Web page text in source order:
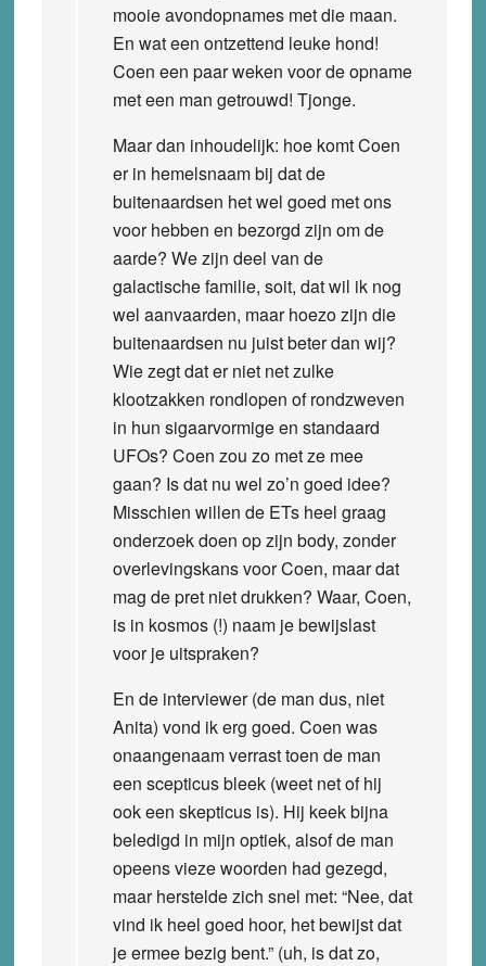
mooie avondopnames met die maan.
En wat een ontzettend leuke hond!
Coen een paar weken voor de opname
met een man getrouwd! Tjonge.
Maar dan inhoudelijk: hoe komt Coen
er in hemelsnaam bij dat de
buitenaardsen het wel goed met ons
voor hebben en bezorgd zijn om de
aarde? We zijn deel van de
galactische familie, soit, dat wil ik nog
wel aanvaarden, maar hoezo zijn die
buitenaardsen nu juist beter dan wij?
Wie zegt dat er niet net zulke
klootzakken rondlopen of rondzweven
in hun sigaarvormige en standaard
UFOs? Coen zou zo met ze mee
gaan? Is dat nu wel zo’n goed idee?
Misschien willen de ETs heel graag
onderzoek doen op zijn body, zonder
overlevingskans voor Coen, maar dat
mag de pret niet drukken? Waar, Coen,
is in kosmos (!) naam je bewijslast
voor je uitspraken?
En de interviewer (de man dus, niet
Anita) vond ik erg goed. Coen was
onaangenaam verrast toen de man
een scepticus bleek (weet net of hij
ook een skepticus is). Hij keek bijna
beledigd in mijn optiek, alsof de man
opeens vieze woorden had gezegd,
maar herstelde zich snel met: “Nee, dat
vind ik heel goed hoor, het bewijst dat
je ermee bezig bent.” (uh, is dat zo,